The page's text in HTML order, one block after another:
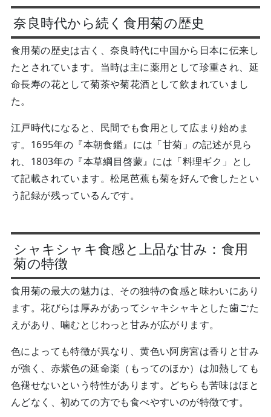
奈良時代から続く食用菊の歴史
食用菊の歴史は古く、奈良時代に中国から日本に伝来し
たとされています。当時は主に薬用として珍重され、延
命長寿の花として菊茶や菊花酒として飲まれていまし
た。
江戸時代になると、民間でも食用として広まり始めま
す。1695年の『本朝食鑑』には「甘菊」の記述が見ら
れ、1803年の『本草綱目啓蒙』には「料理ギク」とし
て記載されています。松尾芭蕉も菊を好んで食したとい
う記録が残っているんです。
シャキシャキ食感と上品な甘み：食用
菊の特徴
食用菊の最大の魅力は、その独特の食感と味わいにあり
ます。花びらは厚みがあってシャキシャキとした歯ごた
えがあり、噛むとじわっと甘みが広がります。
色によっても特徴が異なり、黄色い阿房宮は香りと甘み
が強く、赤紫色の延命楽（もってのほか）は加熱しても
色褪せないという特性があります。どちらも苦味はほと
んどなく、初めての方でも食べやすいのが特徴です。